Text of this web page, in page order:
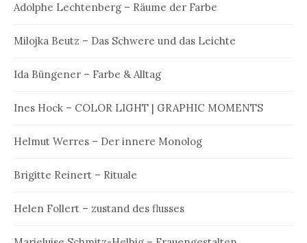
Adolphe Lechtenberg – Räume der Farbe
Milojka Beutz – Das Schwere und das Leichte
Ida Büngener – Farbe & Alltag
Ines Hock – COLOR LIGHT | GRAPHIC MOMENTS
Helmut Werres – Der innere Monolog
Brigitte Reinert – Rituale
Helen Follert – zustand des flusses